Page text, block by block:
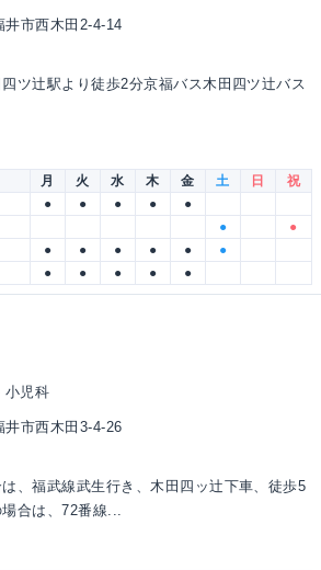
市西木田2-4-14
ツ辻駅より徒歩2分京福バス木田四ツ辻バス
月 火 水 木 金 土 日
祝
● ● ● ●
●
●
●
● ● ● ● ●
●
● ● ● ● ●
小児科
市西木田3-4-26
、福武線武生行き、木田四ッ辻下車、徒歩5
合は、72番線...